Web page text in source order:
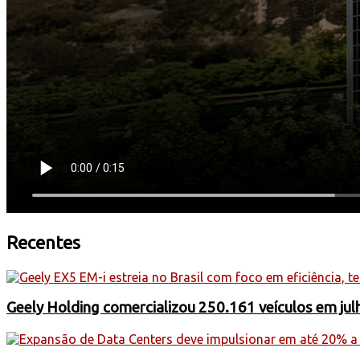
Recentes
Geely Holding comercializou 250.161 veículos em